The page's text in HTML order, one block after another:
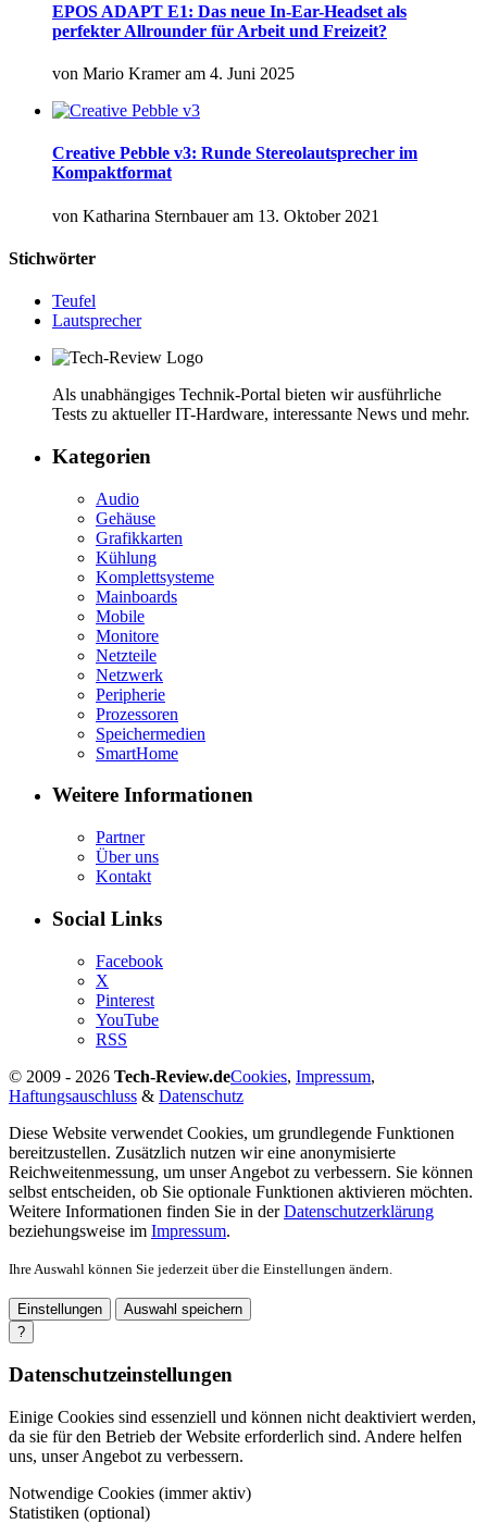
EPOS ADAPT E1: Das neue In-Ear-Headset als
perfekter Allrounder für Arbeit und Freizeit?
von Mario Krameram 4. Juni 2025
Creative Pebble v3: Runde Stereolautsprecher im
Kompaktformat
von Katharina Sternbaueram 13. Oktober 2021
Stichwörter
Teufel
Lautsprecher
Als unabhängiges Technik-Portal bieten wir ausführliche
Tests zu aktueller IT-Hardware, interessante News und mehr.
Kategorien
Audio
Gehäuse
Grafikkarten
Kühlung
Komplettsysteme
Mainboards
Mobile
Monitore
Netzteile
Netzwerk
Peripherie
Prozessoren
Speichermedien
SmartHome
Weitere Informationen
Partner
Über uns
Kontakt
Social Links
Facebook
X
Pinterest
YouTube
RSS
© 2009 - 2026 Tech-Review.deCookies, Impressum,
Haftungsauschluss & Datenschutz
Diese Website verwendet Cookies, um grundlegende Funktionen
bereitzustellen. Zusätzlich nutzen wir eine anonymisierte
Reichweitenmessung, um unser Angebot zu verbessern. Sie können
selbst entscheiden, ob Sie optionale Funktionen aktivieren möchten.
Weitere Informationen finden Sie in derDatenschutzerklärung
beziehungsweise im Impressum.
Ihre Auswahl können Sie jederzeit über die Einstellungen ändern.
Einstellungen
Auswahl speichern
?
Datenschutzeinstellungen
Einige Cookies sind essenziell und können nicht deaktiviert werden,
da sie für den Betrieb der Website erforderlich sind. Andere helfen
uns, unser Angebot zu verbessern.
Notwendige Cookies (immer aktiv)
Statistiken (optional)